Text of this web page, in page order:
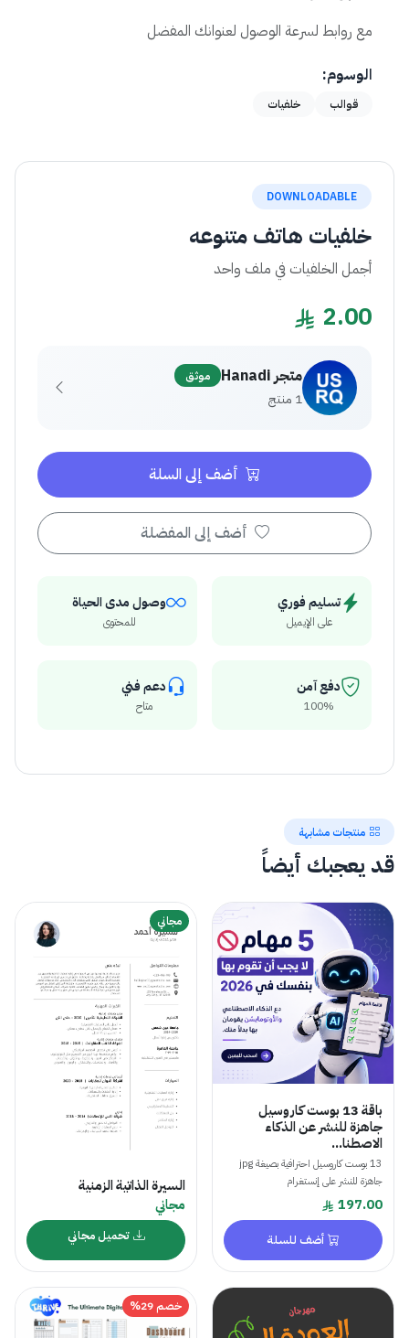
مع روابط لسرعة الوصول لعنوانك المفضل
الوسوم:
قوالب خلفيات
DOWNLOADABLE
خلفيات هاتف متنوعه
أجمل الخلفيات في ملف واحد
2.00
متجر Hanadi موثق
1 منتج
أضف إلى السلة
أضف إلى المفضلة
تسليم فوري
على الإيميل
وصول مدى الحياة
للمحتوى
دفع آمن
100%
دعم فني
متاح
منتجات مشابهة
قد يعجبك أيضاً
باقة 13 بوست كاروسيل
جاهزة للنشر عن الذكاء
الاصطنا...
13 بوست كاروسيل احترافية بصيغة jpg
جاهزة للنشر على إنستغرام
197.00
أضف للسلة
مجاني
السيرة الذاتية الزمنية
مجاني
تحميل مجاني
خصم 29%